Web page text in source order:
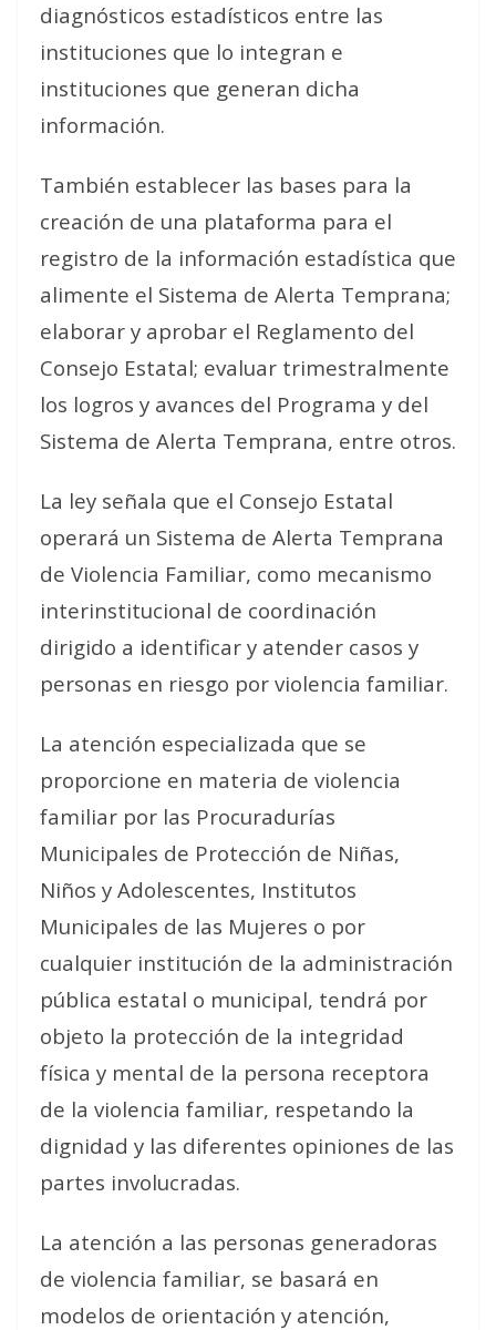
diagnósticos estadísticos entre las
instituciones que lo integran e
instituciones que generan dicha
información.
También establecer las bases para la
creación de una plataforma para el
registro de la información estadística que
alimente el Sistema de Alerta Temprana;
elaborar y aprobar el Reglamento del
Consejo Estatal; evaluar trimestralmente
los logros y avances del Programa y del
Sistema de Alerta Temprana, entre otros.
La ley señala que el Consejo Estatal
operará un Sistema de Alerta Temprana
de Violencia Familiar, como mecanismo
interinstitucional de coordinación
dirigido a identificar y atender casos y
personas en riesgo por violencia familiar.
La atención especializada que se
proporcione en materia de violencia
familiar por las Procuradurías
Municipales de Protección de Niñas,
Niños y Adolescentes, Institutos
Municipales de las Mujeres o por
cualquier institución de la administración
pública estatal o municipal, tendrá por
objeto la protección de la integridad
física y mental de la persona receptora
de la violencia familiar, respetando la
dignidad y las diferentes opiniones de las
partes involucradas.
La atención a las personas generadoras
de violencia familiar, se basará en
modelos de orientación y atención,